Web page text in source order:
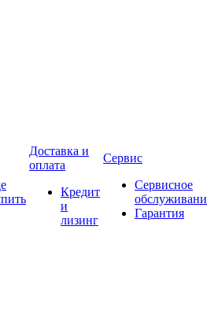
Доставка и
оплата
Кредит
и
лизинг
Сервис
Сервисное
Гарантия